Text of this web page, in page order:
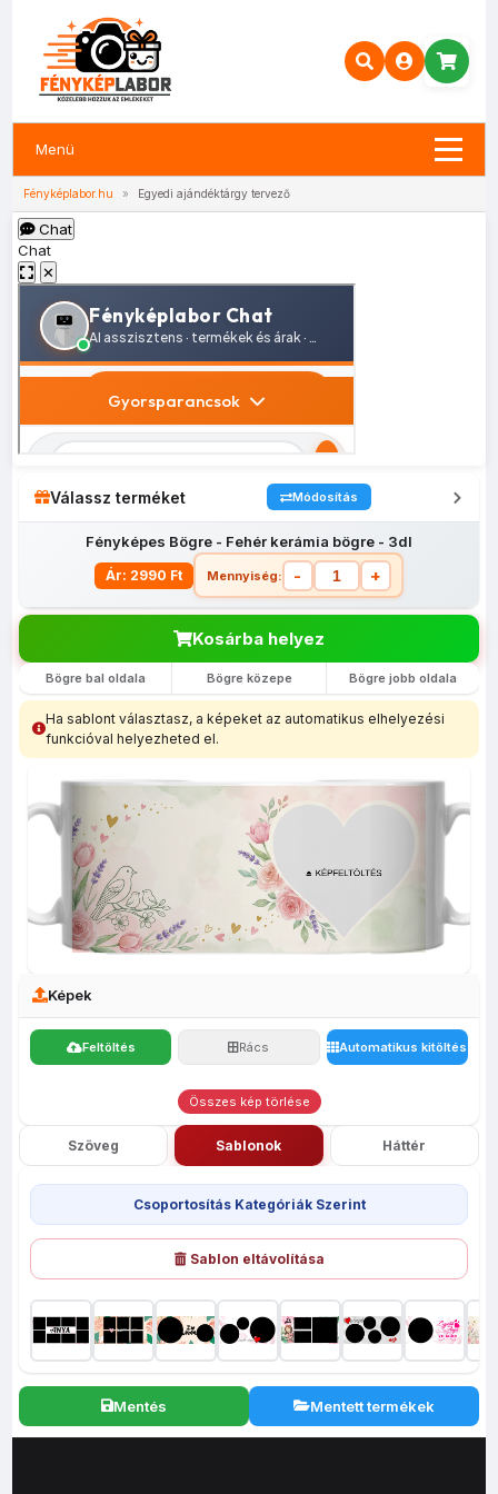
Menü
Fényképlabor.hu » Egyedi ajándéktárgy tervező
Chat
Chat
✕
Válassz terméket Módosítás
Fényképes Bögre - Fehér kerámia bögre - 3dl
Ár: 2990 Ft Mennyiség: - +
Bögrék
Fényképes
egérpadok
(40x60)
tolltartó
szatyor
Kosárba helyez
Képek
Feltöltés Rács Automatikus kitöltés
Összes kép törlése
Szöveg Sablonok Háttér
Csoportosítás Kategóriák Szerint
Sablon eltávolítása
Bögre bal oldala Bögre közepe Bögre jobb oldala
Ha sablont választasz, a képeket az automatikus elhelyezési
funkcióval helyezheted el.
Mentés Mentett termékek